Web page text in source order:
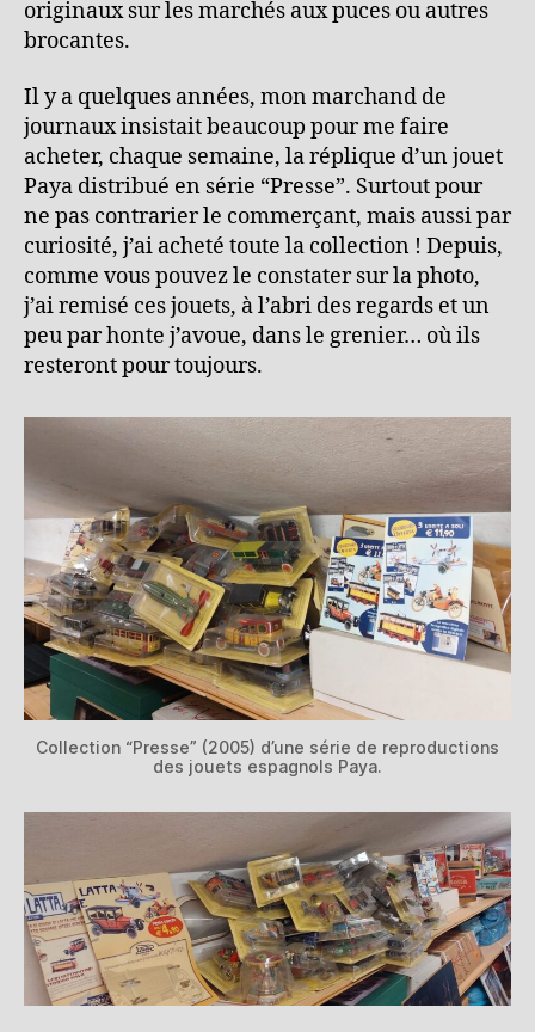
originaux sur les marchés aux puces ou autres
brocantes.
Il y a quelques années, mon marchand de
journaux insistait beaucoup pour me faire
acheter, chaque semaine, la réplique d’un jouet
Paya distribué en série “Presse”. Surtout pour
ne pas contrarier le commerçant, mais aussi par
curiosité, j’ai acheté toute la collection ! Depuis,
comme vous pouvez le constater sur la photo,
j’ai remisé ces jouets, à l’abri des regards et un
peu par honte j’avoue, dans le grenier… où ils
resteront pour toujours.
Collection “Presse” (2005) d’une série de reproductions
des jouets espagnols Paya.